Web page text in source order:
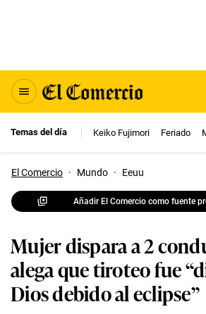
Temas del día Keiko Fujimori Feriado
El Comercio · Mundo · Eeuu
Añadir El Comercio como fuente
Mujer dispara a 2
alega que tiroteo fue
Dios debido al eclipse”